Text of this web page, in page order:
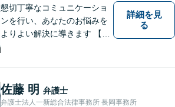
懇切丁寧なコミュニケーショ
ンを行い、あなたのお悩みを
よりよい解決に導きます 【交
理・労災・不貞慰謝料は相談
料初回無料】【土曜相談可】
詳細を見
る
佐藤 明 弁護士
弁護士法人一新総合法律事務所 長岡事務所